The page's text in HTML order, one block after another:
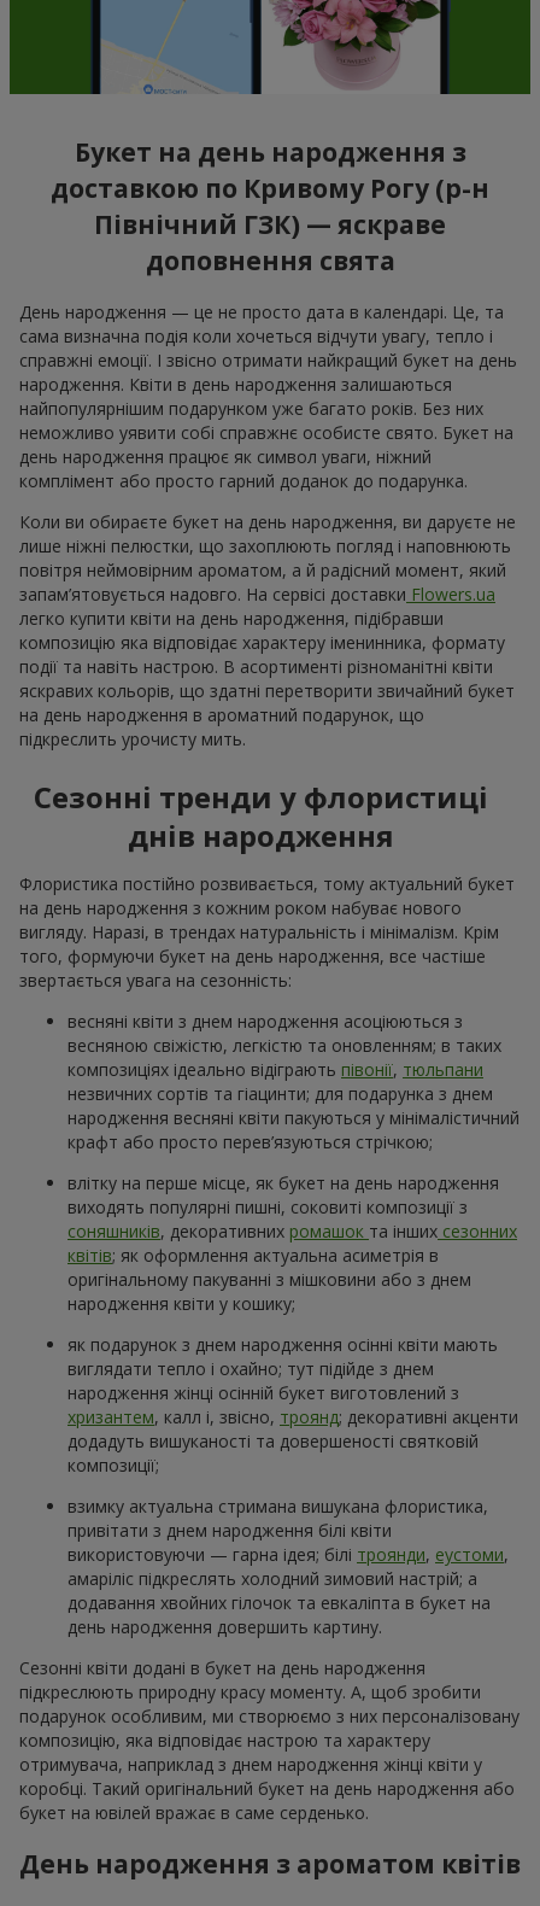
Букет на день народження з
доставкою по Кривому Рогу (р-н
Північний ГЗК) — яскраве
доповнення свята
День народження — це не просто дата в календарі. Це, та
сама визначна подія коли хочеться відчути увагу, тепло і
справжні емоції. І звісно отримати найкращий букет на день
народження. Квіти в день народження залишаються
найпопулярнішим подарунком уже багато років. Без них
неможливо уявити собі справжнє особисте свято. Букет на
день народження працює як символ уваги, ніжний
комплімент або просто гарний доданок до подарунка.
Коли ви обираєте букет на день народження, ви даруєте не
лише ніжні пелюстки, що захоплюють погляд і наповнюють
повітря неймовірним ароматом, а й радісний момент, який
запам’ятовується надовго. На сервісі доставки Flowers.ua
легко купити квіти на день народження, підібравши
композицію яка відповідає характеру іменинника, формату
події та навіть настрою. В асортименті різноманітні квіти
яскравих кольорів, що здатні перетворити звичайний букет
на день народження в ароматний подарунок, що
підкреслить урочисту мить.
Сезонні тренди у флористиці
днів народження
Флористика постійно розвивається, тому актуальний букет
на день народження з кожним роком набуває нового
вигляду. Наразі, в трендах натуральність і мінімалізм. Крім
того, формуючи букет на день народження, все частіше
звертається увага на сезонність:
весняні квіти з днем народження асоціюються з
весняною свіжістю, легкістю та оновленням; в таких
композиціях ідеально відіграють півонії, тюльпани
незвичних сортів та гіацинти; для подарунка з днем
народження весняні квіти пакуються у мінімалістичний
крафт або просто перев’язуються стрічкою;
влітку на перше місце, як букет на день народження
виходять популярні пишні, соковиті композиції з
соняшників, декоративних ромашок та інших сезонних
квітів; як оформлення актуальна асиметрія в
оригінальному пакуванні з мішковини або з днем
народження квіти у кошику;
як подарунок з днем народження осінні квіти мають
виглядати тепло і охайно; тут підійде з днем
народження жінці осінній букет виготовлений з
хризантем, калл і, звісно, троянд; декоративні акценти
додадуть вишуканості та довершеності святковій
композиції;
взимку актуальна стримана вишукана флористика,
привітати з днем народження білі квіти
використовуючи — гарна ідея; білі троянди, еустоми,
амаріліс підкреслять холодний зимовий настрій; а
додавання хвойних гілочок та евкаліпта в букет на
день народження довершить картину.
Сезонні квіти додані в букет на день народження
підкреслюють природну красу моменту. А, щоб зробити
подарунок особливим, ми створюємо з них персоналізовану
композицію, яка відповідає настрою та характеру
отримувача, наприклад з днем народження жінці квіти у
коробці. Такий оригінальний букет на день народження або
букет на ювілей вражає в саме серденько.
День народження з ароматом квітів